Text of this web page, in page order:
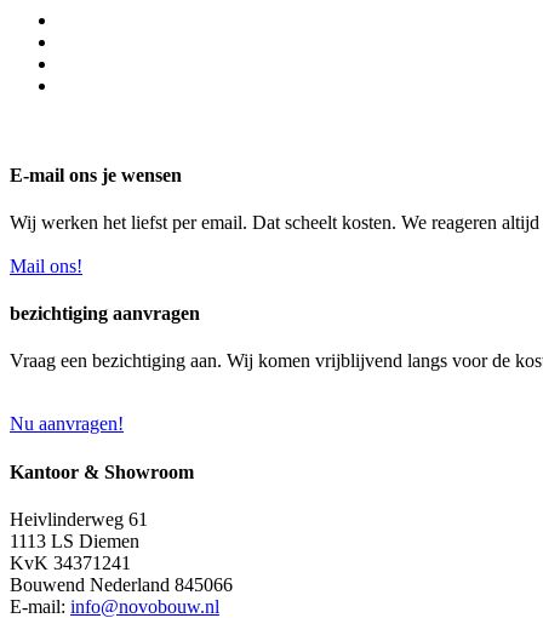
E-mail ons je wensen
Wij werken het liefst per email. Dat scheelt kosten. We reageren
Mail ons!
bezichtiging aanvragen
Vraag een bezichtiging aan. Wij komen vrijblijvend langs voor de
Nu aanvragen!
Kantoor & Showroom
Heivlinderweg 61
1113 LS Diemen
KvK 34371241
Bouwend Nederland 845066
E-mail: info@novobouw.nl